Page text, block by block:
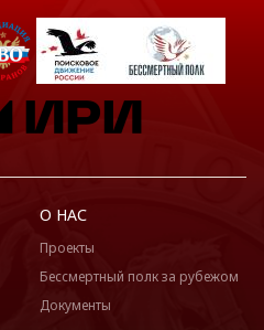
О НАС
Проекты
Бессмертный полк за рубежом
Документы